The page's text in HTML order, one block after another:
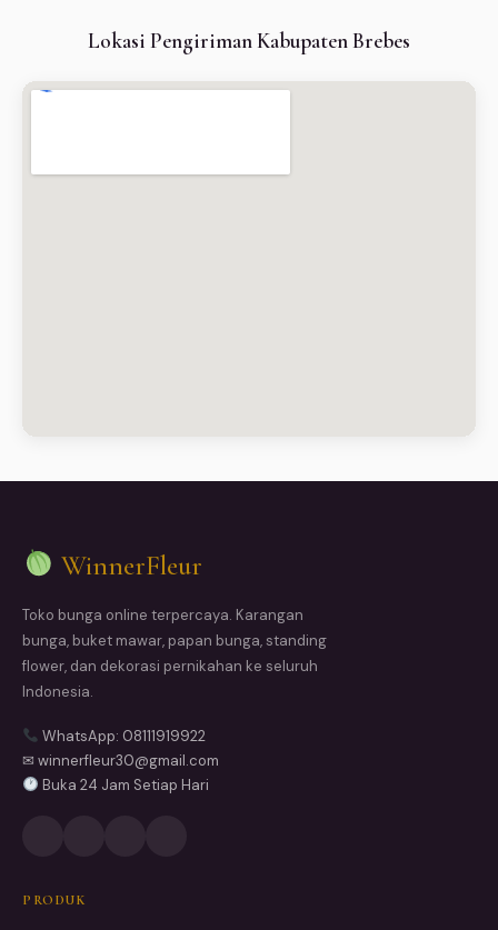
Lokasi Pengiriman Kabupaten Brebes
WinnerFleur
Toko bunga online terpercaya. Karangan
bunga, buket mawar, papan bunga, standing
flower, dan dekorasi pernikahan ke seluruh
Indonesia.
WhatsApp: 08111919922
✉ winnerfleur30@gmail.com
Buka 24 Jam Setiap Hari
PRODUK